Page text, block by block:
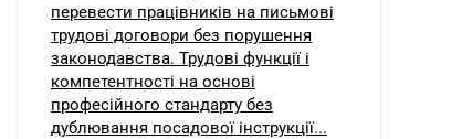
перевести працівників на письмові
трудові договори без порушення
законодавства. Трудові функції і
компетентності на основі
професійного стандарту без
дублювання посадової інструкції...